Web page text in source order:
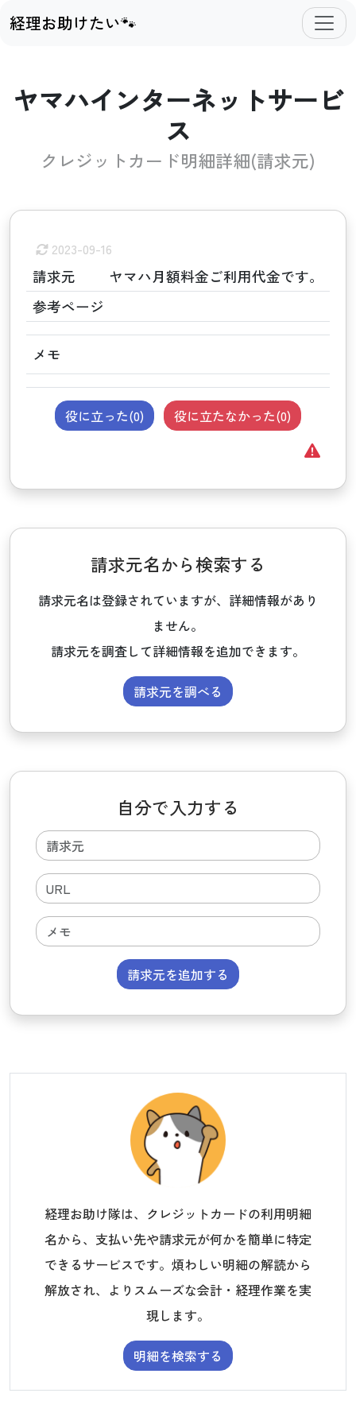
経理お助けたい🐾
ヤマハインターネットサービ
ス
クレジットカード明細詳細(請求元)
2023-09-16
請求元
ヤマハ月額料金ご利用代金です。
参考ページ
メモ
役に立った(0) 役に立たなかった(0)
請求元名から検索する
請求元名は登録されていますが、詳細情報があり
ません。
請求元を調査して詳細情報を追加できます。
請求元を調べる
自分で入力する
請求元を追加する
経理お助け隊は、クレジットカードの利用明細
名から、支払い先や請求元が何かを簡単に特定
できるサービスです。煩わしい明細の解読から
解放され、よりスムーズな会計・経理作業を実
現します。
明細を検索する